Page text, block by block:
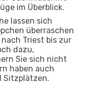
im Überblick.
lassen sich
überraschen
Triest bis zur
dazu,
Sie sich nicht
haben auch
Sitzplätzen.